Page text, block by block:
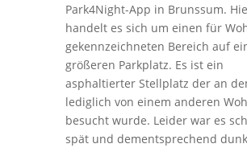
Park4Night-App in Brunssum.
handelt es sich um einen für
gekennzeichneten Bereich auf
größeren Parkplatz. Es ist ein
asphaltierter Stellplatz der an
lediglich von einem anderen
besucht wurde. Leider war es
spät und dementsprechend